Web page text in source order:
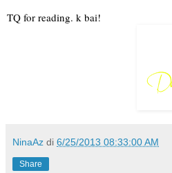
TQ for reading. k bai!
NinaAz di 6/25/2013 08:33:00 AM
Share